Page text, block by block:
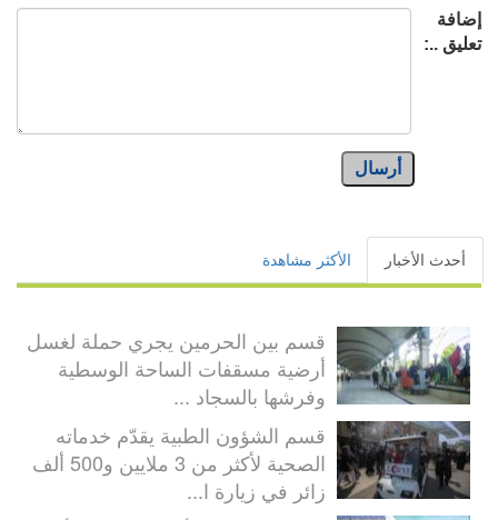
إضافة
تعليق ..:
أرسال
أحدث الأخبار الأكثر مشاهدة
قسم بين الحرمين يجري حملة لغسل
أرضية مسقفات الساحة الوسطية
وفرشها بالسجاد ...
قسم الشؤون الطبية يقدّم خدماته
الصحية لأكثر من 3 ملايين و500 ألف
زائر في زيارة ا...